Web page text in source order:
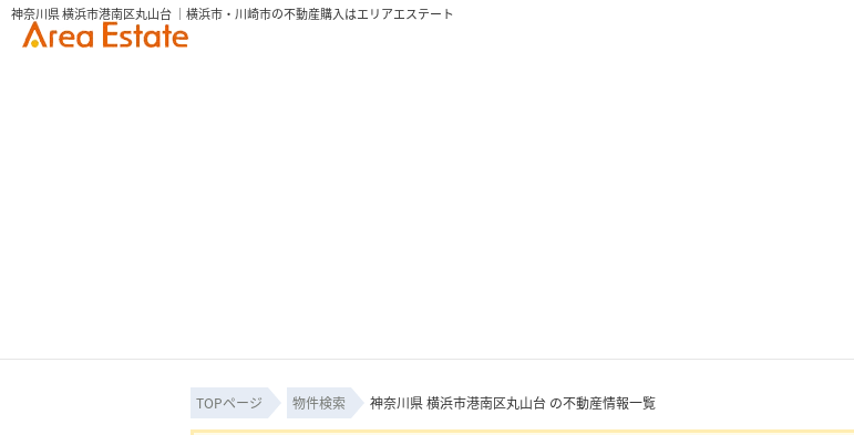
神奈川県 横浜市港南区丸山台 ｜横浜市・川崎市の不動産購入はエリアエステート
TOPページ 物件検索 神奈川県 横浜市港南区丸山台 の不動産情報一覧